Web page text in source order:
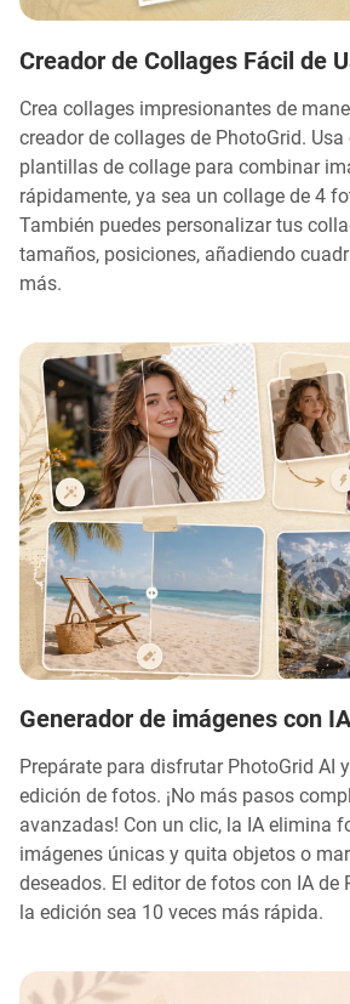
Creador de Collages Fácil de
Crea collages impresionantes de
creador de collages de PhotoGrid.
plantillas de collage para combinar
rápidamente, ya sea un collage de 4
También puedes personalizar tus
tamaños, posiciones, añadiendo
más.
Generador de imágenes con IA
Prepárate para disfrutar PhotoGrid AI
edición de fotos. ¡No más pasos
avanzadas! Con un clic, la IA elimina
imágenes únicas y quita objetos o
deseados. El editor de fotos con IA de
la edición sea 10 veces más rápida.